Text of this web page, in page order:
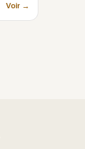
Voir →